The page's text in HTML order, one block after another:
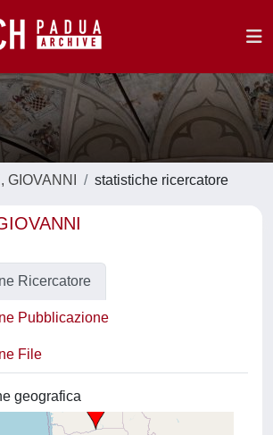
GIOVANNI statistiche ricercatore
Ricercatore
Pubblicazione
File
geografica